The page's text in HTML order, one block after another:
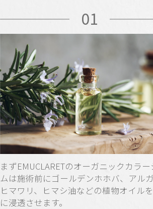
01
まずEMUCLARETのオーガニックカラ
ムは施術前にゴールデンホホバ、アル
ヒマワリ、ヒマシ油などの植物オイル
に浸透させます。